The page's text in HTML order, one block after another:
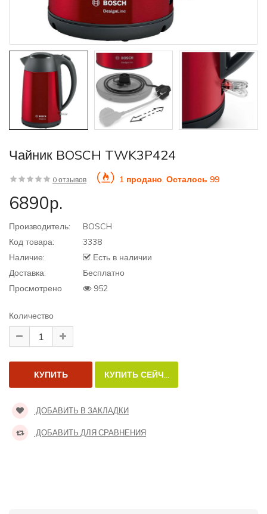
Чайник BOSCH TWK3P424
0 отзывов 1 продано. Осталось 99
6890р.
Производитель:
BOSCH
Код товара:
3338
Наличие:
Есть в наличии
Доставка:
Бесплатно
Просмотрено
952
Количество
ДОБАВИТЬ В ЗАКЛАДКИ
ДОБАВИТЬ ДЛЯ СРАВНЕНИЯ